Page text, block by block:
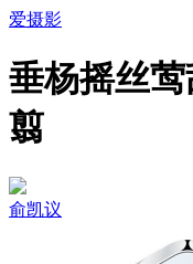
爱摄影
垂杨摇丝
翦
俞凯议